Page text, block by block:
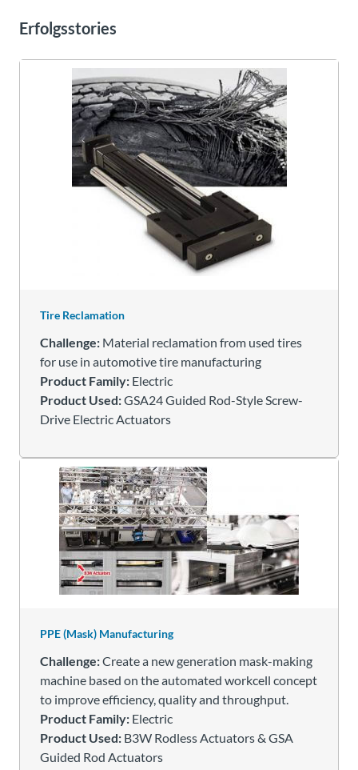
Erfolgsstories
Tire Reclamation
Challenge: Material reclamation from used tires
for use in automotive tire manufacturing
Product Family: Electric
Product Used:GSA24 Guided Rod-Style Screw-
Drive Electric Actuators
PPE (Mask) Manufacturing
Challenge:Create a new generation mask-making
machine based on the automated workcell concept
to improve efficiency, quality and throughput.
Product Family: Electric
Product Used: B3W Rodless Actuators & GSA
Guided Rod Actuators